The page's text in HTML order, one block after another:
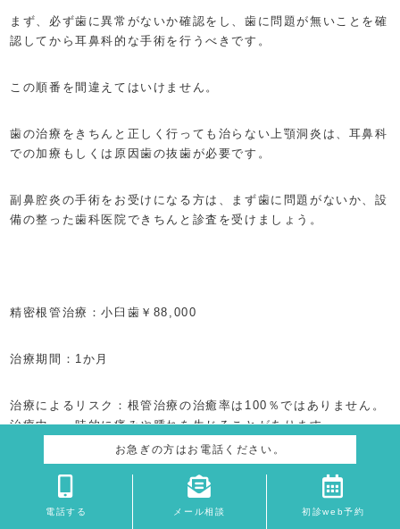
まず、必ず歯に異常がないか確認をし、歯に問題が無いことを確
認してから耳鼻科的な手術を行うべきです。
この順番を間違えてはいけません。
歯の治療をきちんと正しく行っても治らない上顎洞炎は、耳鼻科
での加療もしくは原因歯の抜歯が必要です。
副鼻腔炎の手術をお受けになる方は、まず歯に問題がないか、設
備の整った歯科医院できちんと診査を受けましょう。
精密根管治療：小臼歯￥88,000
治療期間：1か月
治療によるリスク：根管治療の治癒率は100％ではありません。
治療中、一時的に痛みや腫れを生じることがあります。
デンタルリテラシーを高めるためのブログはこちら
お急ぎの方はお電話ください。
電話する メール相談 初診web予約